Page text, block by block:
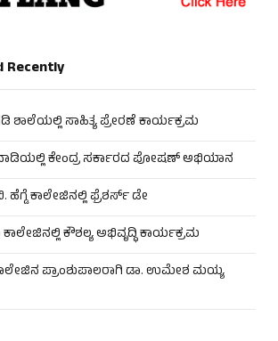
Recently
ಶಾಲೆಯಲ್ಲಿ ಸಾಹಿತ್ಯ ಪ್ರೇರಣೆ ಕಾರ್ಯಕ್ರಮ
ಕೇಂದ್ರ ಸರ್ಕಾರದ ಪೋಷಣ್ ಅಭಿಯಾನ
ಹೆಗ್ಡೆ ಕಾಲೇಜಿನಲ್ಲಿ ಫ್ರೆಶರ್ಸ್ ಡೇ
ಕಾಲೇಜಿನಲ್ಲಿ ಕೌಶಲ್ಯ ಅಭಿವೃದ್ಧಿ ಕಾರ್ಯಕ್ರಮ
ಪ್ರಾಂಶುಪಾಲರಾಗಿ ಡಾ. ಉಮೇಶ ಮಯ್ಯ